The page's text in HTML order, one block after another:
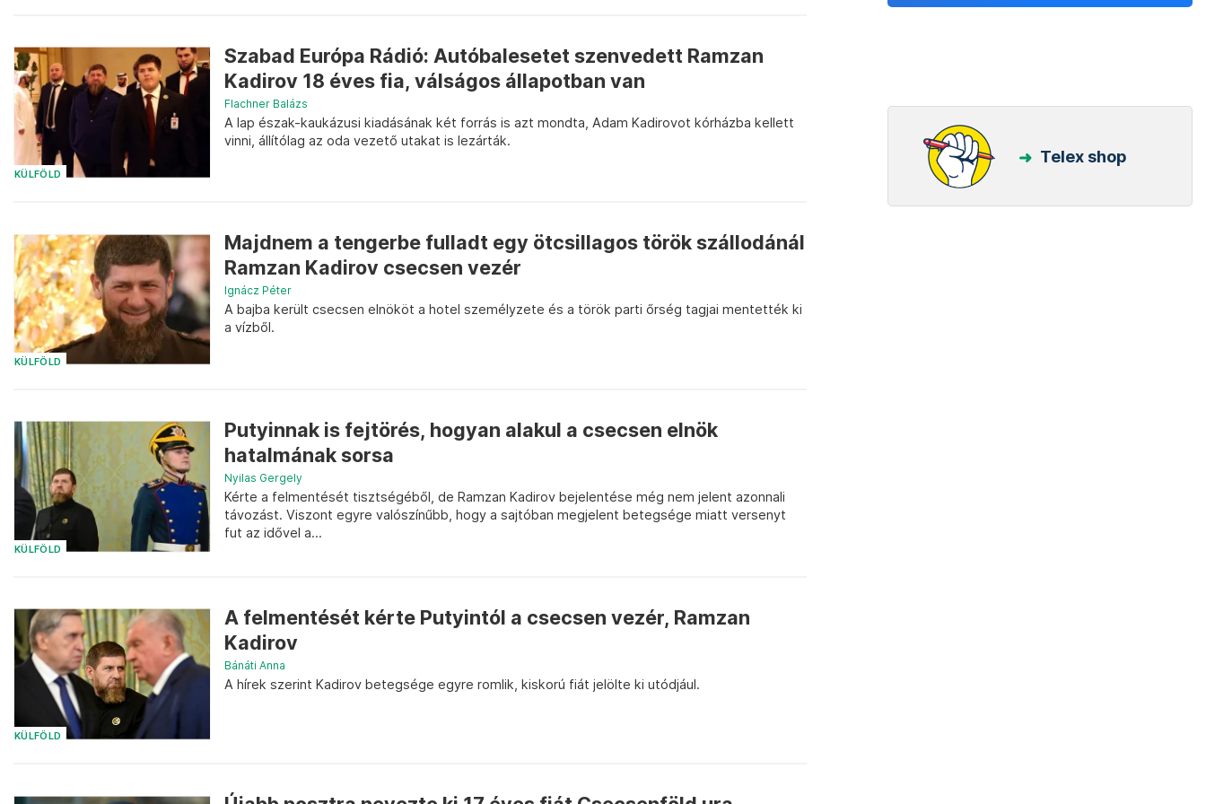
KÜLFÖLD
Szabad Európa Rádió: Autóbalesetet szenvedett Ramzan
Kadirov 18 éves fia, válságos állapotban van
Flachner Balázs
A lap észak-kaukázusi kiadásának két forrás is azt mondta, Adam Kadirovot kórházba kellett
vinni, állítólag az oda vezető utakat is lezárták.
KÜLFÖLD
Majdnem a tengerbe fulladt egy ötcsillagos török szállodánál
Ramzan Kadirov csecsen vezér
Ignácz Péter
A bajba került csecsen elnököt a hotel személyzete és a török parti őrség tagjai mentették ki
a vízből.
KÜLFÖLD
Putyinnak is fejtörés, hogyan alakul a csecsen elnök
hatalmának sorsa
Nyilas Gergely
Kérte a felmentését tisztségéből, de Ramzan Kadirov bejelentése még nem jelent azonnali
távozást. Viszont egyre valószínűbb, hogy a sajtóban megjelent betegsége miatt versenyt
fut az idővel a...
KÜLFÖLD
A felmentését kérte Putyintól a csecsen vezér, Ramzan
Kadirov
Bánáti Anna
A hírek szerint Kadirov betegsége egyre romlik, kiskorú fiát jelölte ki utódjául.
Telex shop